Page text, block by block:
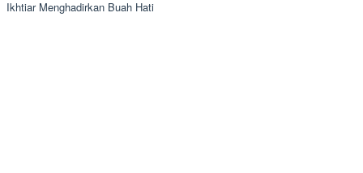
Ikhtiar Menghadirkan Buah Hati